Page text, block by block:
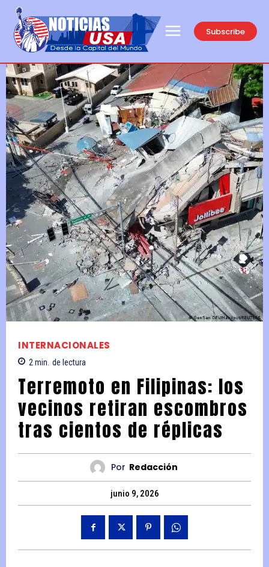
Subscribe
INTERNACIONALES
2 min. de lectura
Terremoto en Filipinas: los
vecinos retiran escombros
tras cientos de réplicas
Por Redacción
junio 9, 2026